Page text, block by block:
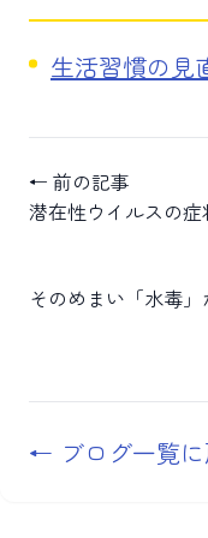
生活習慣の見
← 前の記事
潜在性ウイルスの
そのめまい「水毒
← ブログ一覧に